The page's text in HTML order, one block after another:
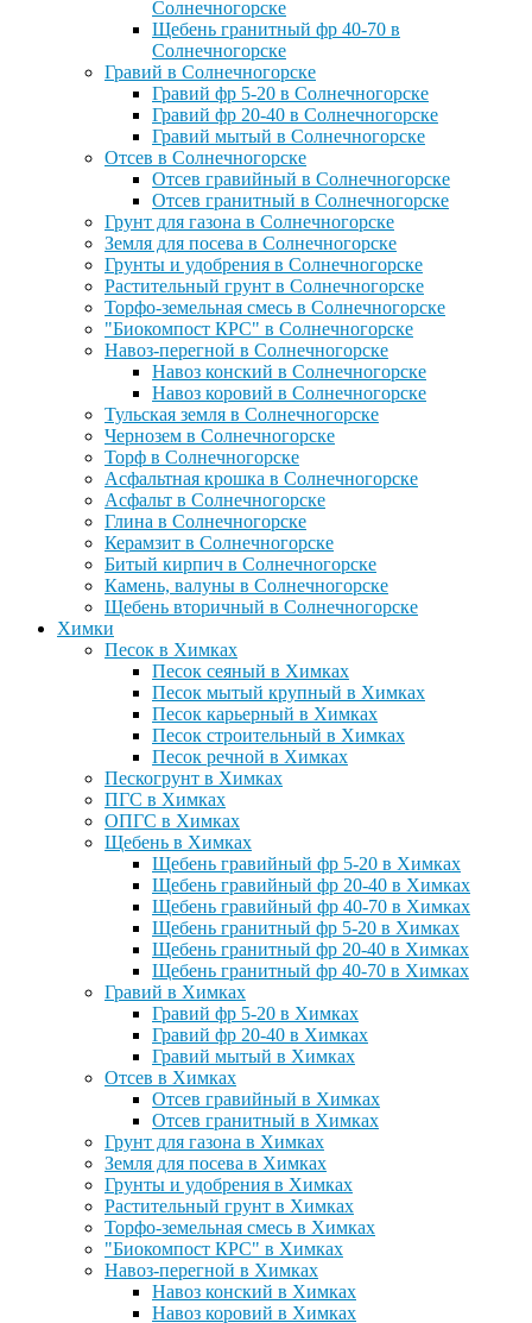
Солнечногорске
Щебень гранитный фр 40-70 в
Солнечногорске
Гравий в Солнечногорске
Гравий фр 5-20 в Солнечногорске
Гравий фр 20-40 в Солнечногорске
Гравий мытый в Солнечногорске
Отсев в Солнечногорске
Отсев гравийный в Солнечногорске
Отсев гранитный в Солнечногорске
Грунт для газона в Солнечногорске
Земля для посева в Солнечногорске
Грунты и удобрения в Солнечногорске
Растительный грунт в Солнечногорске
Торфо-земельная смесь в Солнечногорске
"Биокомпост КРС" в Солнечногорске
Навоз-перегной в Солнечногорске
Навоз конский в Солнечногорске
Навоз коровий в Солнечногорске
Тульская земля в Солнечногорске
Чернозем в Солнечногорске
Торф в Солнечногорске
Асфальтная крошка в Солнечногорске
Асфальт в Солнечногорске
Глина в Солнечногорске
Керамзит в Солнечногорске
Битый кирпич в Солнечногорске
Камень, валуны в Солнечногорске
Щебень вторичный в Солнечногорске
Химки
Песок в Химках
Песок сеяный в Химках
Песок мытый крупный в Химках
Песок карьерный в Химках
Песок строительный в Химках
Песок речной в Химках
Пескогрунт в Химках
ПГС в Химках
ОПГС в Химках
Щебень в Химках
Щебень гравийный фр 5-20 в Химках
Щебень гравийный фр 20-40 в Химках
Щебень гравийный фр 40-70 в Химках
Щебень гранитный фр 5-20 в Химках
Щебень гранитный фр 20-40 в Химках
Щебень гранитный фр 40-70 в Химках
Гравий в Химках
Гравий фр 5-20 в Химках
Гравий фр 20-40 в Химках
Гравий мытый в Химках
Отсев в Химках
Отсев гравийный в Химках
Отсев гранитный в Химках
Грунт для газона в Химках
Земля для посева в Химках
Грунты и удобрения в Химках
Растительный грунт в Химках
Торфо-земельная смесь в Химках
"Биокомпост КРС" в Химках
Навоз-перегной в Химках
Навоз конский в Химках
Навоз коровий в Химках